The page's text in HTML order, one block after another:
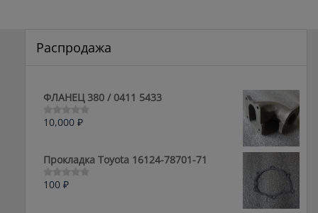
Распродажа
ФЛАНЕЦ 380 / 0411 5433
Оценка
5
10,000 ₽
Прокладка Toyota 16124-78701-71
Оценка
100 ₽